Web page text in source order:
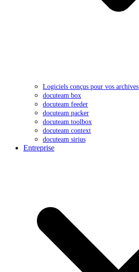
Logiciels conçus pour vos archives
docuteam box
docuteam feeder
docuteam packer
docuteam toolbox
docuteam context
docuteam sirius
Entreprise